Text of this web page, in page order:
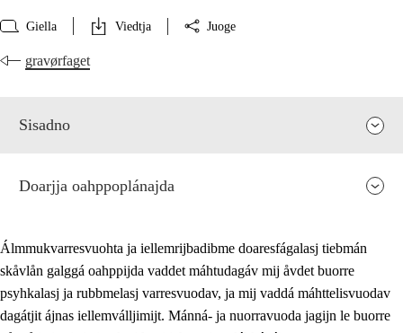
Giella Viedtja Juoge
gravørfaget
Sisadno
Doarjja oahppoplánajda
Álmmukvarresvuohta ja iellemrijbadibme doaresfágalasj tiebmán
skåvlån galggá oahppijda vaddet máhtudagáv mij åvdet buorre
psyhkalasj ja rubbmelasj varresvuodav, ja mij vaddá máhttelisvuodav
dagátjit ájnas iellemválljimijt. Mánná- ja nuorravuoda jagijn le buorre